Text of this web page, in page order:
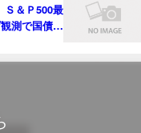
Ｓ＆Ｐ500最
測で国債上